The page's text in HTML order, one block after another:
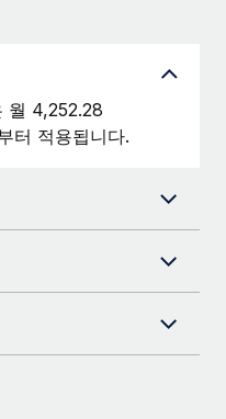
대응
원
월 4,252.28
터 적용됩니다.